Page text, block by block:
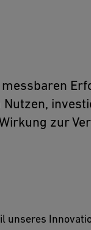
die unseren
zur
unseres